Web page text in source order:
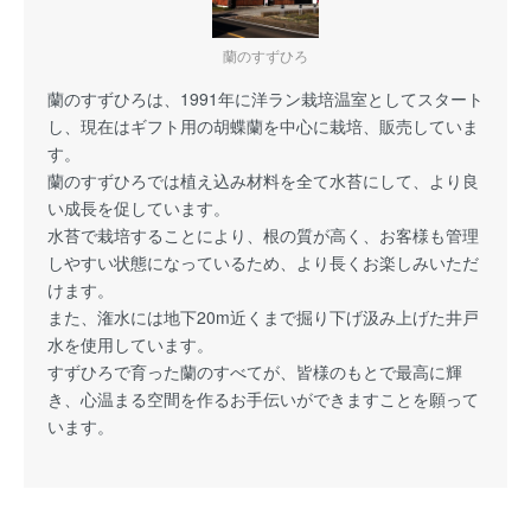
蘭のすずひろ
蘭のすずひろは、1991年に洋ラン栽培温室としてスタート
し、現在はギフト用の胡蝶蘭を中心に栽培、販売していま
す。
蘭のすずひろでは植え込み材料を全て水苔にして、より良
い成長を促しています。
水苔で栽培することにより、根の質が高く、お客様も管理
しやすい状態になっているため、より長くお楽しみいただ
けます。
また、潅水には地下20m近くまで掘り下げ汲み上げた井戸
水を使用しています。
すずひろで育った蘭のすべてが、皆様のもとで最高に輝
き、心温まる空間を作るお手伝いができますことを願って
います。